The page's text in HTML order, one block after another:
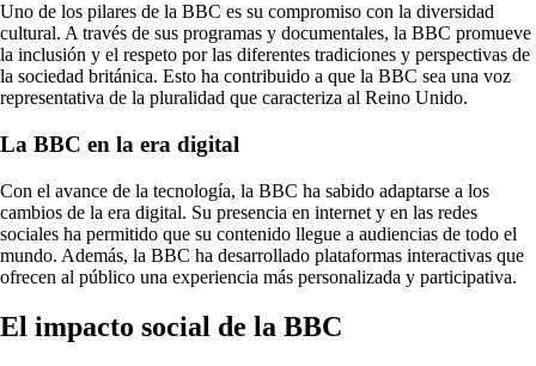
Uno de los pilares de la BBC es su compromiso con la diversidad
cultural. A través de sus programas y documentales, la BBC promueve
la inclusión y el respeto por las diferentes tradiciones y perspectivas de
la sociedad británica. Esto ha contribuido a que la BBC sea una voz
representativa de la pluralidad que caracteriza al Reino Unido.
La BBC en la era digital
Con el avance de la tecnología, la BBC ha sabido adaptarse a los
cambios de la era digital. Su presencia en internet y en las redes
sociales ha permitido que su contenido llegue a audiencias de todo el
mundo. Además, la BBC ha desarrollado plataformas interactivas que
ofrecen al público una experiencia más personalizada y participativa.
El impacto social de la BBC